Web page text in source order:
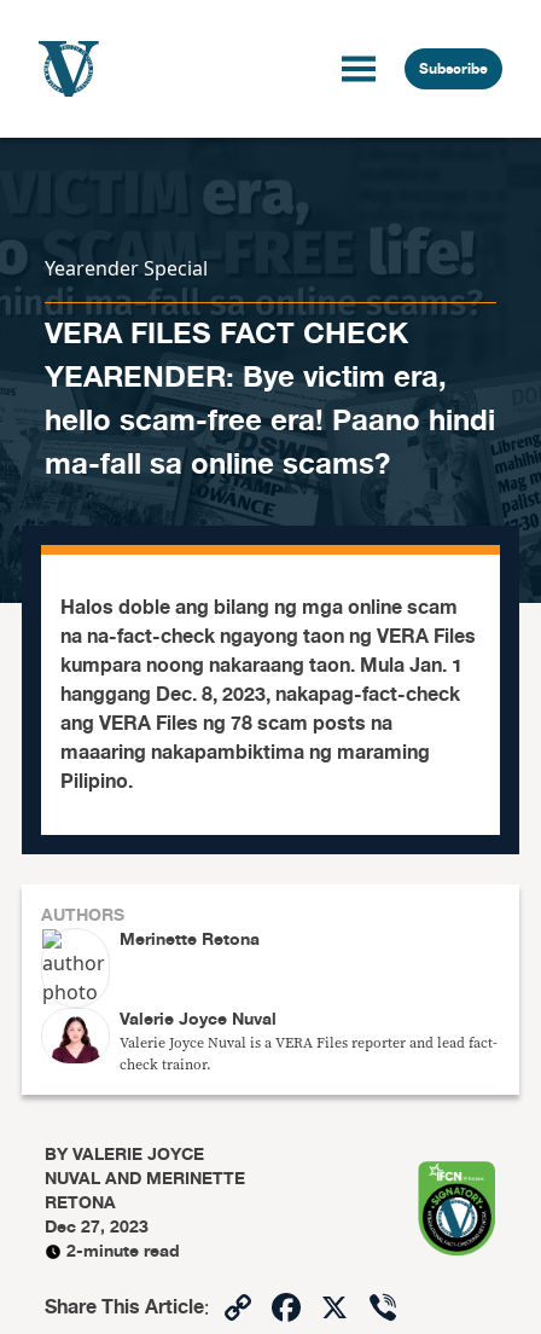
Subscribe
Yearender Special
VERA FILES FACT CHECK
YEARENDER: Bye victim era,
hello scam-free era! Paano hindi
ma-fall sa online scams?
Halos doble ang bilang ng mga online scam
na na-fact-check ngayong taon ng VERA Files
kumpara noong nakaraang taon. Mula Jan. 1
hanggang Dec. 8, 2023, nakapag-fact-check
ang VERA Files ng 78 scam posts na
maaaring nakapambiktima ng maraming
Pilipino.
AUTHORS
Merinette Retona
Valerie Joyce Nuval
Valerie Joyce Nuval is a VERA Files reporter and lead fact-
check trainor.
BYVALERIE JOYCE
NUVAL AND MERINETTE
RETONA
Dec 27, 2023
2-minute read
Share This Article: CopyFacebook
X